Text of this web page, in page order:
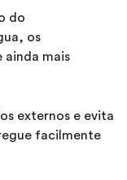
do
os
ainda mais
externos e evita
facilmente